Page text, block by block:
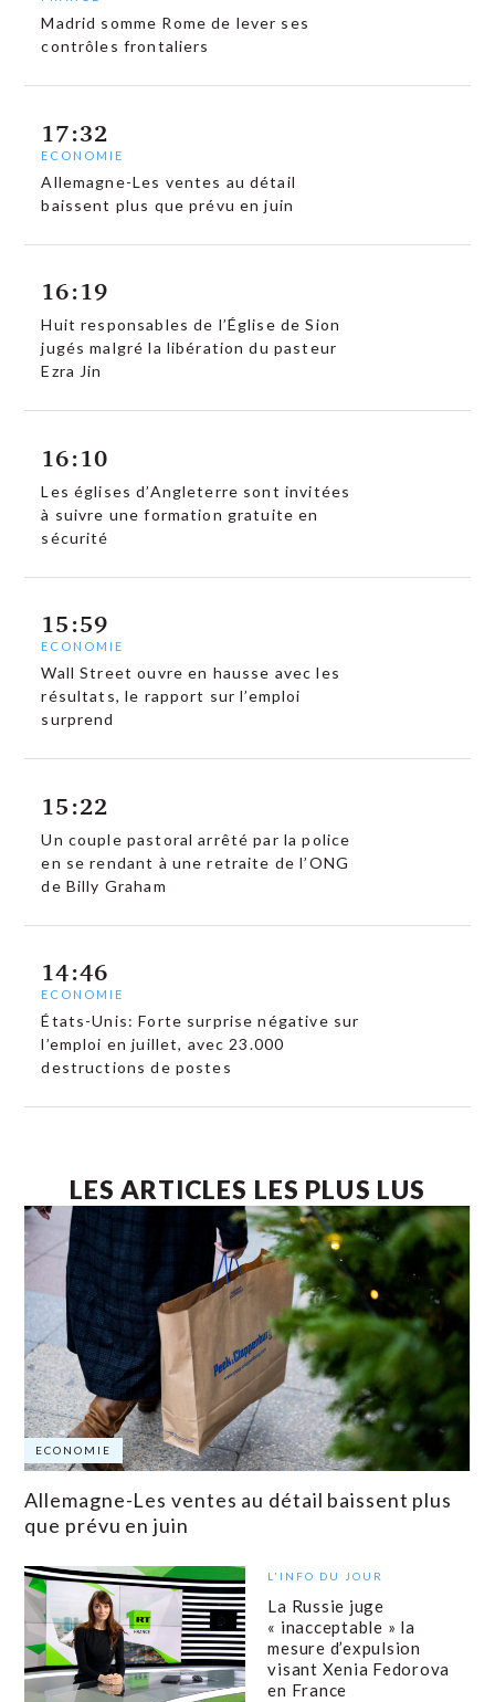
Madrid somme Rome de lever ses
contrôles frontaliers
17:32
ECONOMIE
Allemagne-Les ventes au détail
baissent plus que prévu en juin
16:19
Huit responsables de l’Église de Sion
jugés malgré la libération du pasteur
Ezra Jin
16:10
Les églises d’Angleterre sont invitées
à suivre une formation gratuite en
sécurité
15:59
ECONOMIE
Wall Street ouvre en hausse avec les
résultats, le rapport sur l’emploi
surprend
15:22
Un couple pastoral arrêté par la police
en se rendant à une retraite de l’ONG
de Billy Graham
14:46
ECONOMIE
États-Unis: Forte surprise négative sur
l’emploi en juillet, avec 23.000
destructions de postes
LES ARTICLES LES PLUS LUS
ECONOMIE
Allemagne-Les ventes au détail baissent plus
que prévu en juin
L'INFO DU JOUR
La Russie juge
« inacceptable » la
mesure d’expulsion
visant Xenia Fedorova
en France